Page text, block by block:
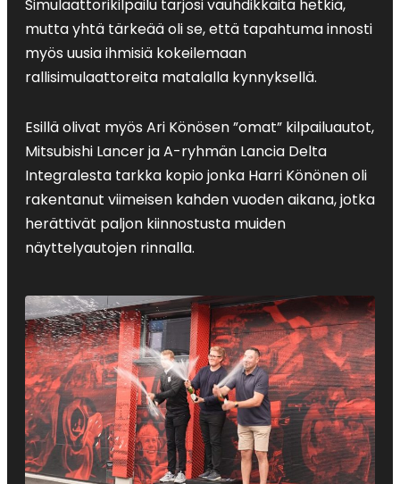
Simulaattorikilpailu tarjosi vauhdikkaita hetkiä,
mutta yhtä tärkeää oli se, että tapahtuma innosti
myös uusia ihmisiä kokeilemaan
rallisimulaattoreita matalalla kynnyksellä.
Esillä olivat myös Ari Könösen ”omat” kilpailuautot,
Mitsubishi Lancer ja A-ryhmän Lancia Delta
Integralesta tarkka kopio jonka Harri Könönen oli
rakentanut viimeisen kahden vuoden aikana, jotka
herättivät paljon kiinnostusta muiden
näyttelyautojen rinnalla.